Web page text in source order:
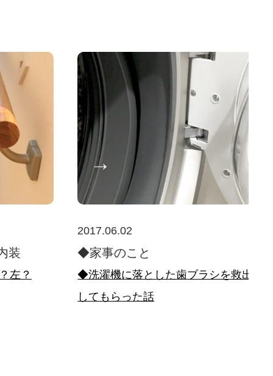
装
左？
2017.06.02
◆家事のこと
◆洗濯機に落とした歯ブラシを救出
してもらった話